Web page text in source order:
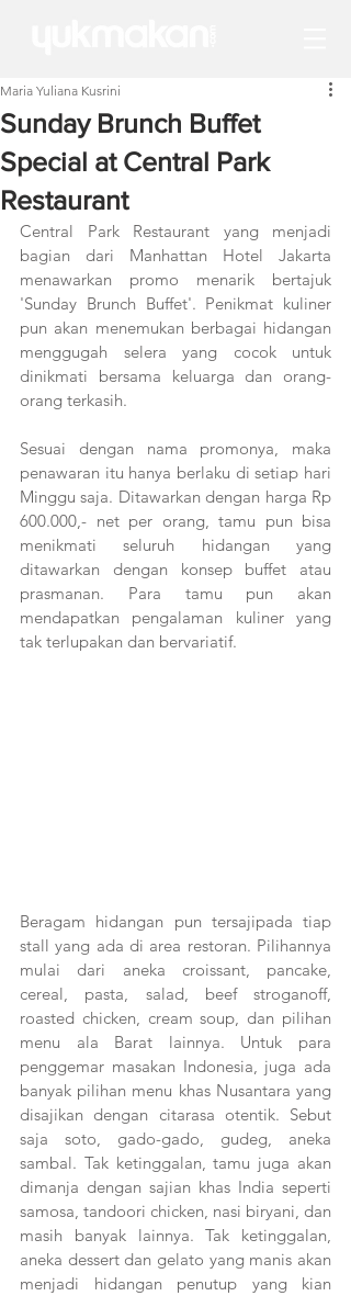
Sunday Brunch Buffet
Special at Central Park
Restaurant
Maria Yuliana Kusrini
Central Park Restaurant yang menjadi
bagian dari Manhattan Hotel Jakarta
menawarkan promo menarik bertajuk
'Sunday Brunch Buffet'. Penikmat kuliner
pun akan menemukan berbagai hidangan
menggugah selera yang cocok untuk
dinikmati bersama keluarga dan orang-
orang terkasih.
Sesuai dengan nama promonya, maka
penawaran itu hanya berlaku di setiap hari
Minggu saja. Ditawarkan dengan harga Rp
600.000,- net per orang, tamu pun bisa
menikmati seluruh hidangan yang
ditawarkan dengan konsep buffet atau
prasmanan. Para tamu pun akan
mendapatkan pengalaman kuliner yang
tak terlupakan dan bervariatif.
Beragam hidangan pun tersajipada tiap
stall yang ada di area restoran. Pilihannya
mulai dari aneka croissant, pancake,
cereal, pasta, salad, beef stroganoff,
roasted chicken, cream soup, dan pilihan
menu ala Barat lainnya. Untuk para
penggemar masakan Indonesia, juga ada
banyak pilihan menu khas Nusantara yang
disajikan dengan citarasa otentik. Sebut
saja soto, gado-gado, gudeg, aneka
sambal. Tak ketinggalan, tamu juga akan
dimanja dengan sajian khas India seperti
samosa, tandoori chicken, nasi biryani, dan
masih banyak lainnya. Tak ketinggalan,
aneka dessert dan gelato yang manis akan
menjadi hidangan penutup yang kian